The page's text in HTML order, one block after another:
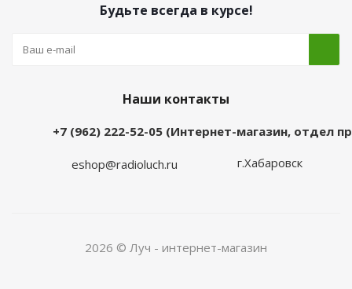
Будьте всегда в курсе!
Наши контакты
+7 (962) 222-52-05 (Интернет-магазин, отдел
eshop@radioluch.ru г.Хабаровск
2026 © Луч - интернет-магазин